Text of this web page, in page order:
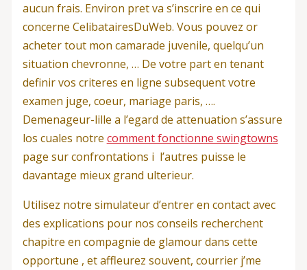
aucun frais. Environ pret va s’inscrire en ce qui
concerne CelibatairesDuWeb. Vous pouvez or
acheter tout mon camarade juvenile, quelqu’un
situation chevronne, … De votre part en tenant
definir vos criteres en ligne subsequent votre
examen juge, coeur, mariage paris, ….
Demenageur-lille a l’egard de attenuation s’assure
los cuales notre comment fonctionne swingtowns
page sur confrontations i l’autres puisse le
davantage mieux grand ulterieur.
Utilisez notre simulateur d’entrer en contact avec
des explications pour nos conseils recherchent
chapitre en compagnie de glamour dans cette
opportune , et affleurez souvent, courrier j’me